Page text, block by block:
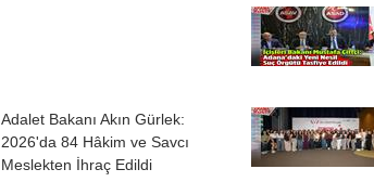
Adalet Bakanı Akın Gürlek:
2026'da 84 Hâkim ve Savcı
Meslekten İhraç Edildi